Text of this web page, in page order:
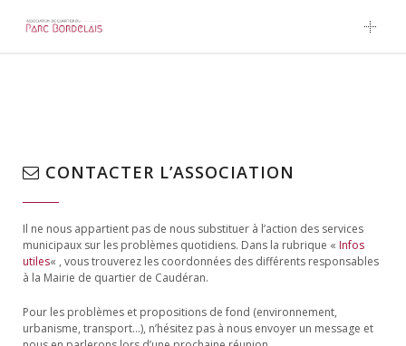
Skip to content
CONTACTER L’ASSOCIATION
Il ne nous appartient pas de nous substituer à l’action des services
municipaux sur les problèmes quotidiens. Dans la rubrique « Infos
utiles« , vous trouverez les coordonnées des différents responsables
à la Mairie de quartier de Caudéran.
Pour les problèmes et propositions de fond (environnement,
urbanisme, transport…), n’hésitez pas à nous envoyer un message et